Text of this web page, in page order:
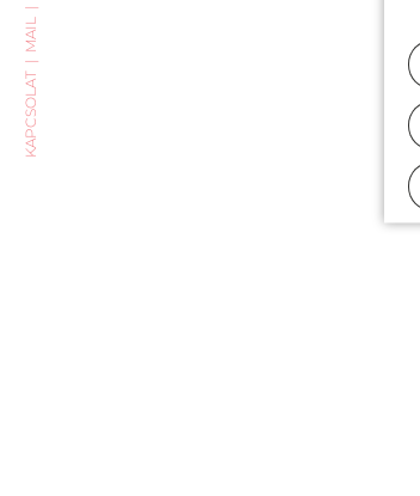
KAPCSOLAT
MAIL